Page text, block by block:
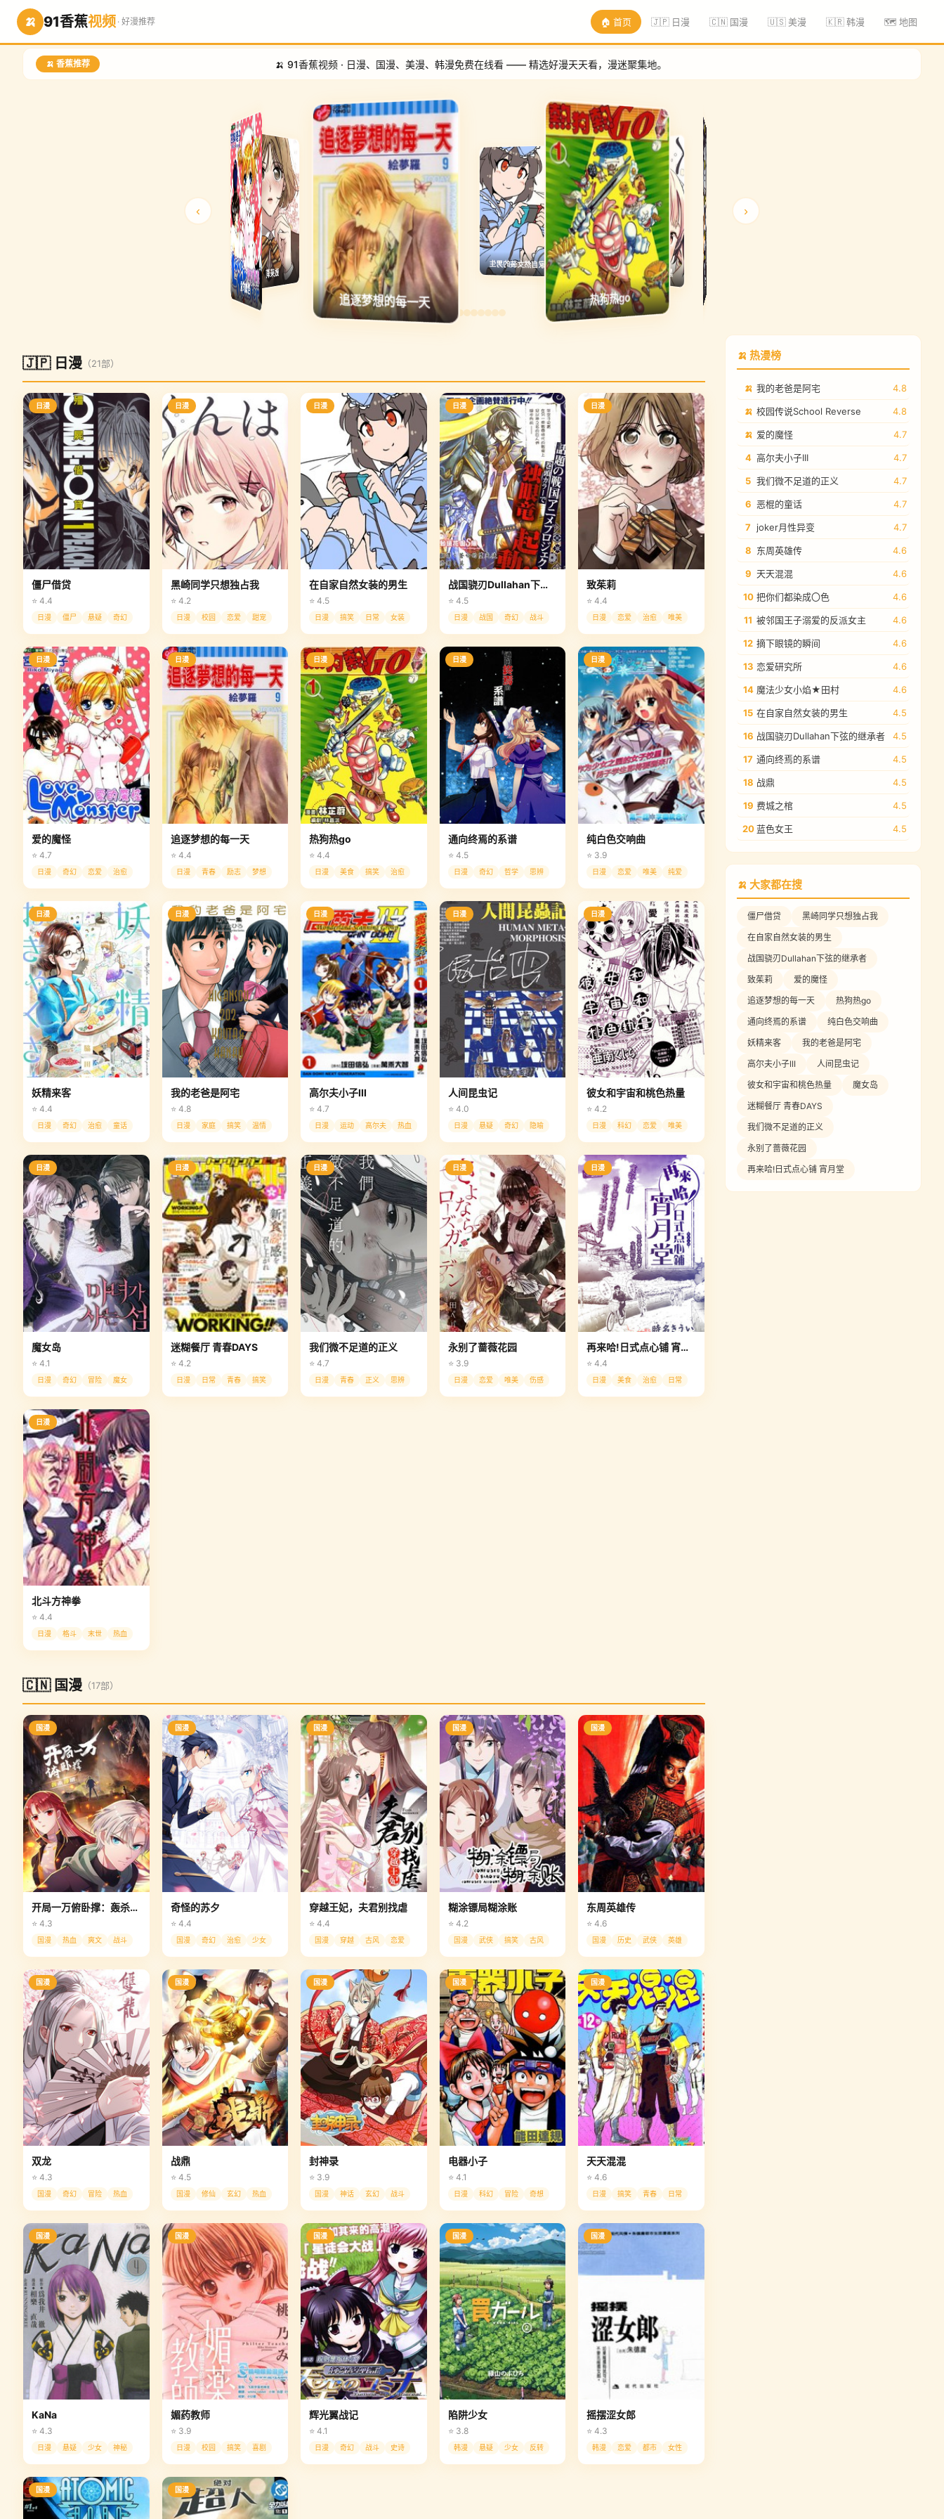
🍌 91香蕉视频 · 好漫推荐 🏠 首页 🇯🇵 日漫 🇨🇳 国漫 🇺🇸 美漫 🇰🇷 韩漫 🗺️ 地图
🍌 香蕉推荐 🍌 91香蕉视频 · 日漫、国漫、美漫、韩漫免费在线看 —— 精选好漫天天看，漫迷聚集地。
‹
僵尸借贷
黑崎同学只想独占我
在自家自然女装的男生
战国骁刃Dullahan下弦的继承者
致茱莉
爱的魔怪 追逐梦想的每一天
›
🇯🇵 日漫 （21部）
日漫
僵尸借贷
⭐ 4.4
日漫 僵尸 悬疑 奇幻
日漫
黑崎同学只想独占我
⭐ 4.2
日漫 校园 恋爱 甜宠
日漫
在自家自然女装的男生
⭐ 4.5
日漫 搞笑 日常 女装
日漫
战国骁刃Dullahan下弦的继承者
⭐ 4.5
日漫 战国 奇幻 战斗
日漫
致茱莉
⭐ 4.4
日漫 恋爱 治愈 唯美
日漫
爱的魔怪
⭐ 4.7
日漫 奇幻 恋爱 治愈
日漫
追逐梦想的每一天
⭐ 4.4
日漫 青春 励志 梦想
日漫
热狗热go
⭐ 4.4
日漫 美食 搞笑 治愈
日漫
通向终焉的系谱
⭐ 4.5
日漫 奇幻 哲学 思辨
日漫
纯白色交响曲
⭐ 3.9
日漫 恋爱 唯美 纯爱
日漫
妖精来客
⭐ 4.4
日漫 奇幻 治愈 童话
日漫
我的老爸是阿宅
⭐ 4.8
日漫 家庭 搞笑 温情
日漫
高尔夫小子III
⭐ 4.7
日漫 运动 高尔夫 热血
日漫
人间昆虫记
⭐ 4.0
日漫 悬疑 奇幻 隐喻
日漫
彼女和宇宙和桃色热量
⭐ 4.2
日漫 科幻 恋爱 唯美
日漫
魔女岛
⭐ 4.1
日漫 奇幻 冒险 魔女
日漫
迷糊餐厅 青春DAYS
⭐ 4.2
日漫 日常 青春 搞笑
日漫
我们微不足道的正义
⭐ 4.7
日漫 青春 正义 思辨
日漫
永别了蔷薇花园
⭐ 3.9
日漫 恋爱 唯美 伤感
日漫
再来哈!日式点心铺 宵月堂
⭐ 4.4
日漫 美食 治愈 日常
日漫
北斗方神拳
⭐ 4.4
日漫 格斗 末世 热血
🇨🇳 国漫 （17部）
国漫
开局一万俯卧撑：轰杀神明
⭐ 4.3
国漫 热血 爽文 战斗
国漫
奇怪的苏夕
⭐ 4.4
国漫 奇幻 治愈 少女
国漫
穿越王妃，夫君别找虐
⭐ 4.4
国漫 穿越 古风 恋爱
国漫
糊涂镖局糊涂账
⭐ 4.2
国漫 武侠 搞笑 古风
国漫
东周英雄传
⭐ 4.6
国漫 历史 武侠 英雄
国漫
双龙
⭐ 4.3
国漫 奇幻 冒险 热血
国漫
战鼎
⭐ 4.5
国漫 修仙 玄幻 热血
国漫
封神录
⭐ 3.9
国漫 神话 玄幻 战斗
国漫
电器小子
⭐ 4.1
日漫 科幻 冒险 奇想
国漫
天天混混
⭐ 4.6
日漫 搞笑 青春 日常
国漫
KaNa
⭐ 4.3
日漫 悬疑 少女 神秘
国漫
媚药教师
⭐ 3.9
日漫 校园 搞笑 喜剧
国漫
辉光翼战记
⭐ 4.1
日漫 奇幻 战斗 史诗
国漫
陷阱少女
⭐ 3.8
韩漫 悬疑 少女 反转
国漫
摇摆涩女郎
⭐ 4.3
韩漫 恋爱 都市 女性
国漫 国漫
🍌 热漫榜
🍌 我的老爸是阿宅 4.8
🍌 校园传说School Reverse 4.8
🍌 爱的魔怪 4.7
4 高尔夫小子III 4.7
5 我们微不足道的正义 4.7
6 恶棍的童话 4.7
7 joker月性异变 4.7
8 东周英雄传 4.6
9 天天混混 4.6
10 把你们都染成〇色 4.6
11 被邻国王子溺爱的反派女主 4.6
12 摘下眼镜的瞬间 4.6
13 恋爱研究所 4.6
14 魔法少女小焰★田村 4.6
15 在自家自然女装的男生 4.5
16 战国骁刃Dullahan下弦的继承者 4.5
17 通向终焉的系谱 4.5
18 战鼎 4.5
19 费城之棺 4.5
20 蓝色女王 4.5
🍌 大家都在搜
僵尸借贷
黑崎同学只想独占我
在自家自然女装的男生
战国骁刃Dullahan下弦的继承者
致茱莉
爱的魔怪
追逐梦想的每一天
热狗热go
通向终焉的系谱
纯白色交响曲
妖精来客
我的老爸是阿宅
高尔夫小子III
人间昆虫记
彼女和宇宙和桃色热量
魔女岛
迷糊餐厅 青春DAYS
我们微不足道的正义
永别了蔷薇花园
再来哈!日式点心铺 宵月堂